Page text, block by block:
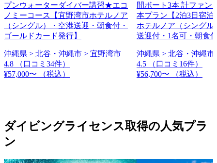
プンウォーターダイバー講習★エコ
ノミーコース【宜野湾市ホテルノア
（シングル）・空港送迎・朝食付・
ゴールドカード発行】
沖縄県 > 北谷・沖縄市 > 宜野湾市
4.8
（口コミ34件）
¥57,000〜
（税込）
間ボート3本 計ファン
本プラン【2泊3日宿泊
ホテルノア（シングル
送迎付・1名可・朝食
沖縄県 > 北谷・沖縄市
4.5
（口コミ16件）
¥56,700〜
（税込）
ダイビングライセンス取得の人気プラ
ン